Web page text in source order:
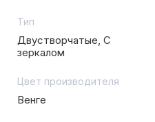
Тип
Двустворчатые, С
зеркалом
Цвет производителя
Венге